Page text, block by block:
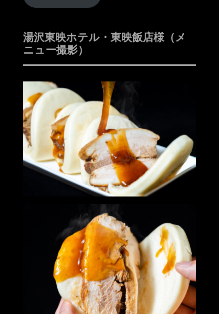
湯沢東映ホテル・東映飯店様（メ
ニュー撮影）